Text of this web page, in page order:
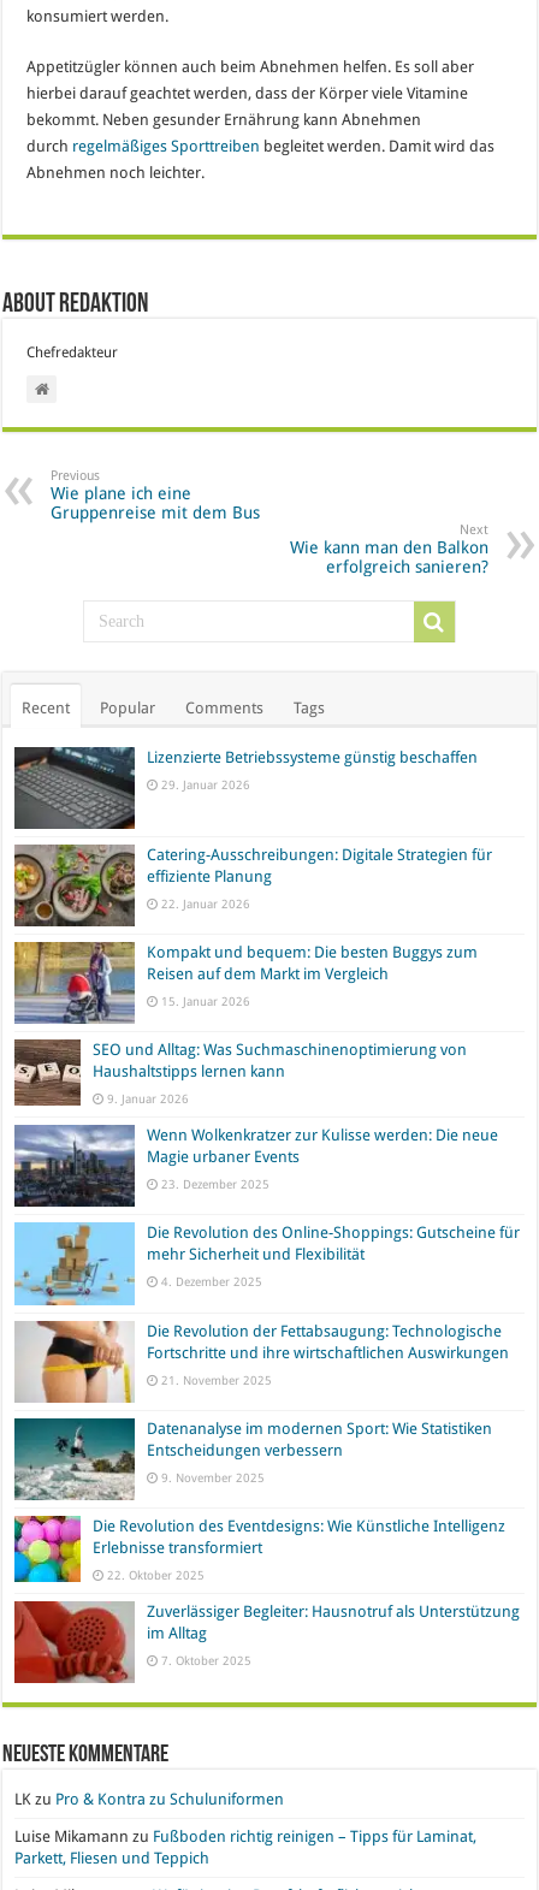
konsumiert werden.
Appetitzügler können auch beim Abnehmen helfen. Es soll aber
hierbei darauf geachtet werden, dass der Körper viele Vitamine
bekommt. Neben gesunder Ernährung kann Abnehmen
durch regelmäßiges Sporttreiben begleitet werden. Damit wird das
Abnehmen noch leichter.
About Redaktion
Chefredakteur
Previous
Wie plane ich eine
Gruppenreise mit dem Bus
Next
Wie kann man den Balkon
erfolgreich sanieren?
Recent Popular Comments Tags
Lizenzierte Betriebssysteme günstig beschaffen
29. Januar 2026
Catering-Ausschreibungen: Digitale Strategien für
effiziente Planung
22. Januar 2026
Kompakt und bequem: Die besten Buggys zum
Reisen auf dem Markt im Vergleich
15. Januar 2026
SEO und Alltag: Was Suchmaschinenoptimierung von
Haushaltstipps lernen kann
9. Januar 2026
Wenn Wolkenkratzer zur Kulisse werden: Die neue
Magie urbaner Events
23. Dezember 2025
Die Revolution des Online-Shoppings: Gutscheine für
mehr Sicherheit und Flexibilität
4. Dezember 2025
Die Revolution der Fettabsaugung: Technologische
Fortschritte und ihre wirtschaftlichen Auswirkungen
21. November 2025
Datenanalyse im modernen Sport: Wie Statistiken
Entscheidungen verbessern
9. November 2025
Die Revolution des Eventdesigns: Wie Künstliche Intelligenz
Erlebnisse transformiert
22. Oktober 2025
Zuverlässiger Begleiter: Hausnotruf als Unterstützung
im Alltag
7. Oktober 2025
Neueste Kommentare
LK zu Pro & Kontra zu Schuluniformen
Luise Mikamann zu Fußboden richtig reinigen – Tipps für Laminat,
Parkett, Fliesen und Teppich